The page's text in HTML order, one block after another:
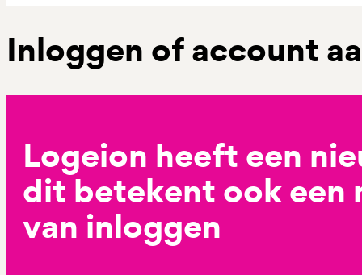
Inloggen of account
Logeion heeft een
dit betekent ook een
van inloggen